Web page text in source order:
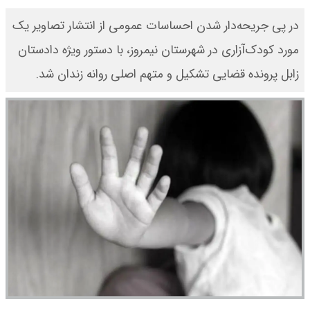
در پی جریحه‌دار شدن احساسات عمومی از انتشار تصاویر یک
مورد کودک‌آزاری در شهرستان نیمروز، با دستور ویژه دادستان
زابل پرونده قضایی تشکیل و متهم اصلی روانه زندان شد.